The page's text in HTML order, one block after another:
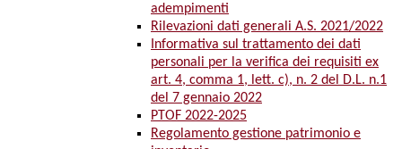
adempimenti
Rilevazioni dati generali A.S. 2021/2022
Informativa sul trattamento dei dati
personali per la verifica dei requisiti ex
art. 4, comma 1, lett. c), n. 2 del D.L. n.1
del 7 gennaio 2022
PTOF 2022-2025
Regolamento gestione patrimonio e